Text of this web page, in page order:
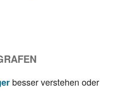
besser verstehen oder